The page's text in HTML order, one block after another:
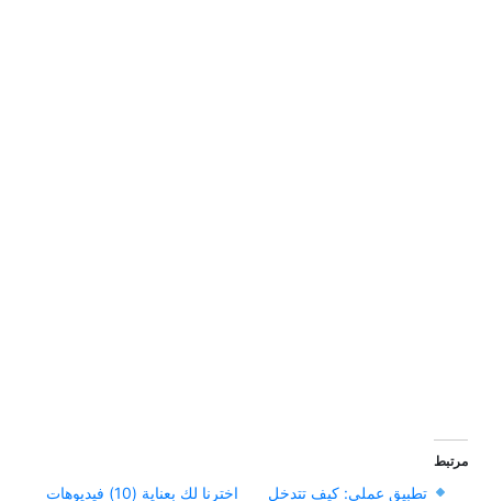
مرتبط
تطبيق عملي: كيف تتدخل اخترنا لك بعناية (10) فيديوهات